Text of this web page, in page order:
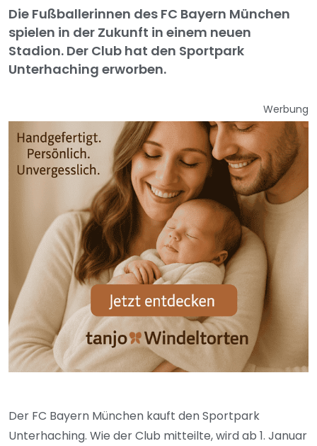
Die Fußballerinnen des FC Bayern München
spielen in der Zukunft in einem neuen
Stadion. Der Club hat den Sportpark
Unterhaching erworben.
Werbung
Der FC Bayern München kauft den Sportpark
Unterhaching. Wie der Club mitteilte, wird ab 1. Januar